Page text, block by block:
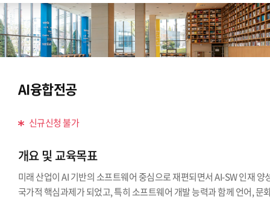
AI융합전공
신규신청 불가
개요 및 교육목표
미래 산업이 AI 기반의 소프트웨어 중심으로 재편되면서 AI-SW 인재 양
국가적 핵심과제가 되었고, 특히 소프트웨어 개발 능력과 함께 언어, 문